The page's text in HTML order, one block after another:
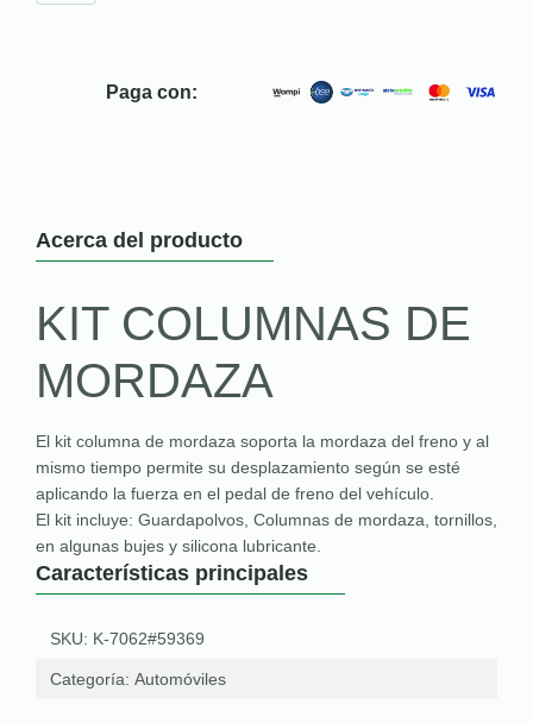
Paga con:
Acerca del producto
KIT COLUMNAS DE
MORDAZA
El kit columna de mordaza soporta la mordaza del freno y al
mismo tiempo permite su desplazamiento según se esté
aplicando la fuerza en el pedal de freno del vehículo.
El kit incluye: Guardapolvos, Columnas de mordaza, tornillos,
en algunas bujes y silicona lubricante.
Características principales
SKU: K-7062#59369
Categoría: Automóviles